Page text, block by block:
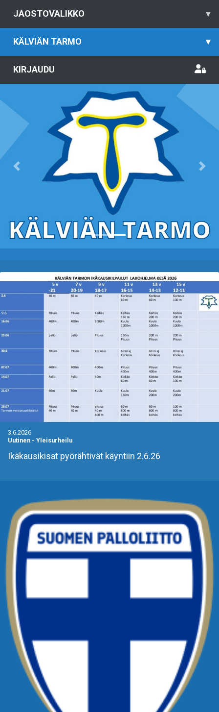
JAOSTOVALIKKO ▾
KÄLVIÄN TARMO ▾
KIRJAUDU
Previous
3.6.2026
Uutinen - Yleisurheilu
Ikäkausikisat pyörähtivät käyntiin 2.6.26